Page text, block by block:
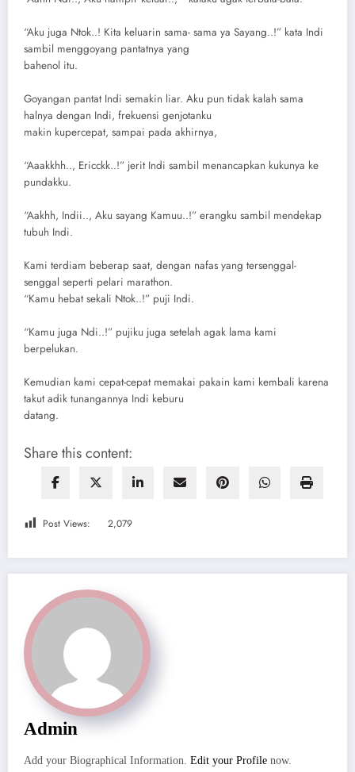
“Aku juga Ntok..! Kita keluarin sama- sama ya Sayang..!” kata Indi
sambil menggoyang pantatnya yang
bahenol itu.
Goyangan pantat Indi semakin liar. Aku pun tidak kalah sama
halnya dengan Indi, frekuensi genjotanku
makin kupercepat, sampai pada akhirnya,
“Aaakkhh.., Ericckk..!” jerit Indi sambil menancapkan kukunya ke
pundakku.
“Aakhh, Indii.., Aku sayang Kamuu..!” erangku sambil mendekap
tubuh Indi.
Kami terdiam beberap saat, dengan nafas yang tersenggal-
senggal seperti pelari marathon.
“Kamu hebat sekali Ntok..!” puji Indi.
“Kamu juga Ndi..!” pujiku juga setelah agak lama kami
berpelukan.
Kemudian kami cepat-cepat memakai pakain kami kembali karena
takut adik tunangannya Indi keburu
datang.
Share this content:
Post Views: 2,079
Admin
Add your Biographical Information. Edit your Profile now.